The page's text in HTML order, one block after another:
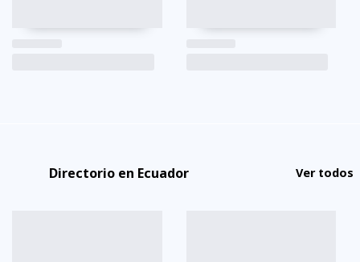
Directorio en Ecuador Ver todos